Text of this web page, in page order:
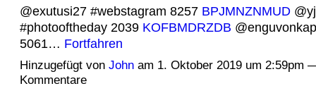
@exutusi27 #webstagram 8257 BPJMNZNMUD
#photooftheday 2039 KOFBMDRZDB
5061… Fortfahren
Hinzugefügt von Johnam 1. Oktober 2019 um 2:59pm
Kommentare